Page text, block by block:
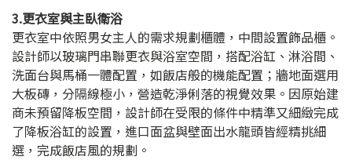
3.更衣室與主臥衛浴
更衣室中依照男女主人的需求規劃櫃體，中間設置飾品櫃。
設計師以玻璃門串聯更衣與浴室空間，搭配浴缸、淋浴間、
洗面台與馬桶一體配置，如飯店般的機能配置；牆地面選用
大板磚，分隔線極小，營造乾淨俐落的視覺效果。因原始建
商未預留降板空間，設計師在受限的條件中精準又細緻完成
了降板浴缸的設置，進口面盆與壁面出水龍頭皆經精挑細
選，完成飯店風的規劃。